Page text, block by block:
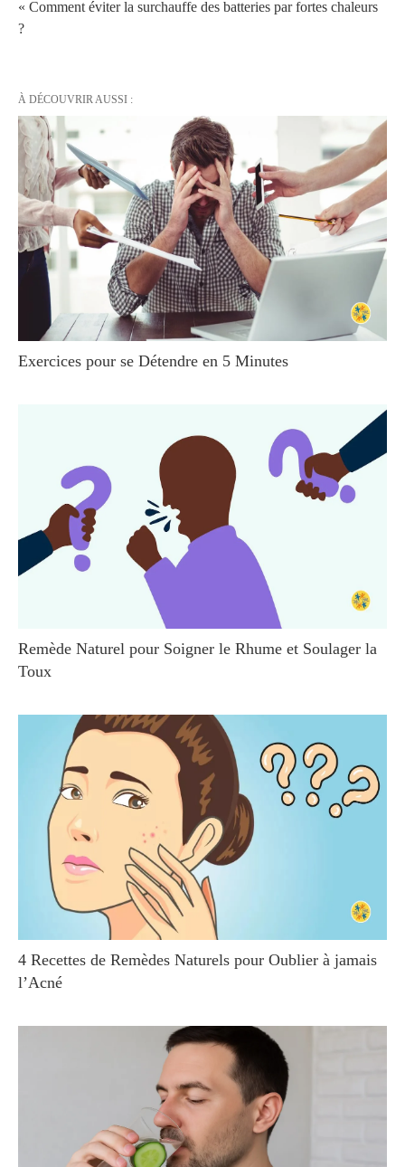
« Comment éviter la surchauffe des batteries par fortes chaleurs
?
À DÉCOUVRIR AUSSI :
Exercices pour se Détendre en 5 Minutes
Remède Naturel pour Soigner le Rhume et Soulager la
Toux
4 Recettes de Remèdes Naturels pour Oublier à jamais
l’Acné